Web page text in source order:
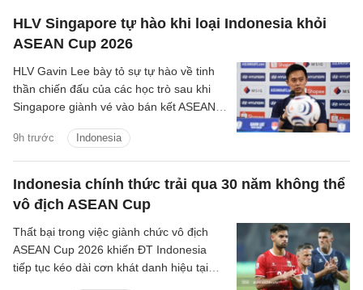
HLV Singapore tự hào khi loại Indonesia khỏi
ASEAN Cup 2026
9h trước Indonesia
HLV Gavin Lee bày tỏ sự tự hào về tinh
thần chiến đấu của các học trò sau khi
Singapore giành vé vào bán kết ASEAN
loại ngay từ vòng bảng.
Indonesia chính thức trải qua 30 năm không thể
vô địch ASEAN Cup
Thất bại trong việc giành chức vô địch
ASEAN Cup 2026 khiến ĐT Indonesia
tiếp tục kéo dài cơn khát danh hiệu tại